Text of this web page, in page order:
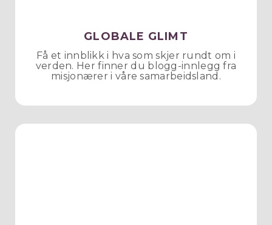
GLOBALE GLIMT
Få et innblikk i hva som skjer rundt om i
verden. Her finner du blogg-innlegg fra
misjonærer i våre samarbeidsland.